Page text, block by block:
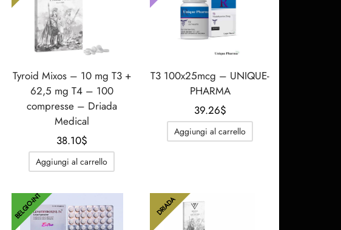
Tyroid Mixos – 10 mg T3 +
62,5 mg T4 – 100
compresse – Driada
Medical
38.10$
Aggiungi al carrello
T3 100x25mcg – UNIQUE-
PHARMA
39.26$
Aggiungi al carrello
BELGIO-INT DRIADA